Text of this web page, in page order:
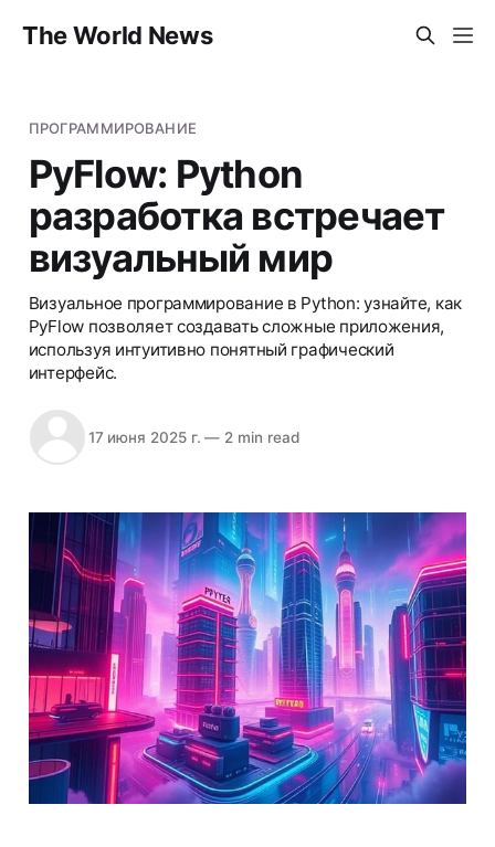
The World News
ПРОГРАММИРОВАНИЕ
PyFlow: Python
разработка встречает
визуальный мир
Визуальное программирование в Python: узнайте, как
PyFlow позволяет создавать сложные приложения,
используя интуитивно понятный графический
интерфейс.
17 июня 2025 г. — 2 min read